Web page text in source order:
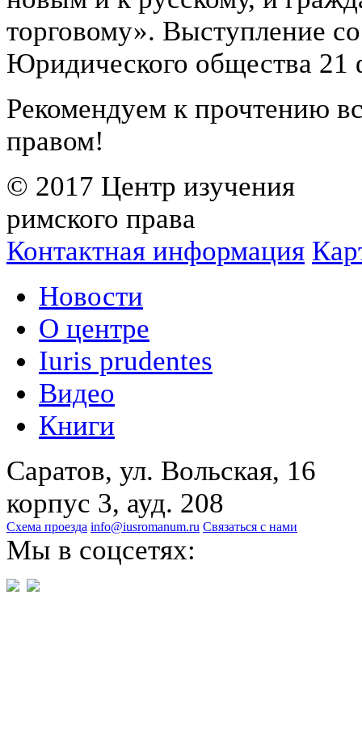
торговому». Выступление
Юридического общества 21
Рекомендуем к прочтению
правом!
© 2017 Центр изучения
римского права
Контактная информация
Новости
О центре
Iuris prudentes
Видео
Книги
Саратов, ул. Вольская, 16
корпус 3, ауд. 208
Схема проезда info@iusromanum.ru Связаться с нами
Мы в соцсетях: